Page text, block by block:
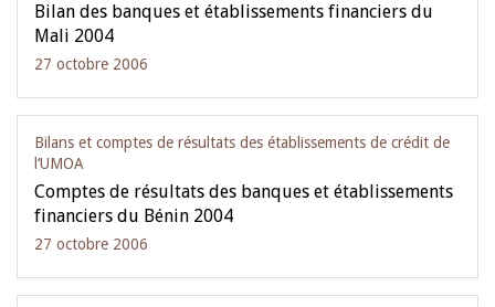
Bilan des banques et établissements financiers du
Mali 2004
27 octobre 2006
Bilans et comptes de résultats des établissements de crédit de
l‘UMOA
Comptes de résultats des banques et établissements
financiers du Bénin 2004
27 octobre 2006